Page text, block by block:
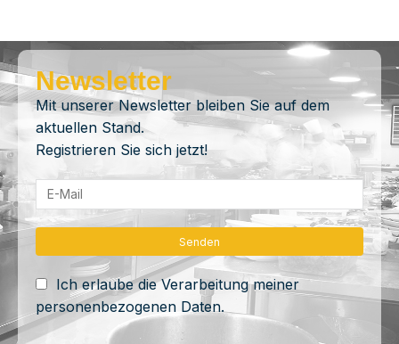
Newsletter
Mit unserer Newsletter bleiben Sie auf dem
aktuellen Stand.
Registrieren Sie sich jetzt!
Ich erlaube die Verarbeitung meiner
personenbezogenen Daten.